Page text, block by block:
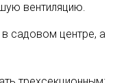
вентиляцию.
садовом центре, а